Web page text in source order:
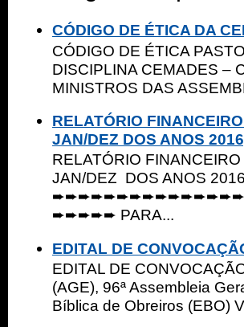
CÓDIGO DE ÉTICA DA
CÓDIGO DE ÉTICA
DISCIPLINA CEMADES –
MINISTROS DAS
RELATÓRIO
JAN/DEZ DOS ANOS
RELATÓRIO
JAN/DEZ DOS ANOS
➨➨➨➨➨ PARA...
EDITAL DE
EDITAL DE
(AGE), 96ª Assembleia
Bíblica de Obreiros (EBO)